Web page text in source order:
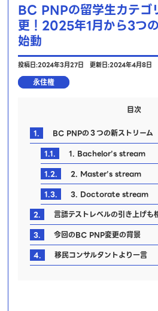
BC PNPの留学生カテゴ
更！2025年1月から3つ
始動
投稿日:2024年3月27日 更新日:2024年4月8日
永住権
目次
1.
BC PNPの３つの新ストリーム
1.1.
1. Bachelor’s stream
1.2.
2. Master’s stream
1.3.
3. Doctorate stream
2.
言語テストレベルの引き上げも
3.
今回のBC PNP変更の背景
4.
移民コンサルタントより一言